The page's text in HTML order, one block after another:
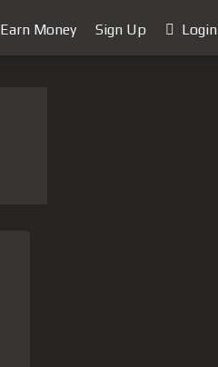
Earn Money Sign Up Login